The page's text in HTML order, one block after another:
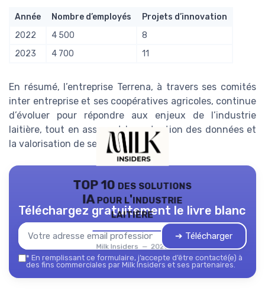
Année Nombre d’employés
Projets d’innovation
2022
4 500
8
2023
4 700 11
En résumé, l’entreprise Terrena, à travers ses comités
inter entreprise et ses coopératives agricoles, continue
d’évoluer pour répondre aux enjeux de l’industrie
laitière, tout en assurant la protection des données et
la valorisation de ses salariés.
TOP 10 des solutions
IA pour l'industrie
laitière
Milk Insiders — 2026
Téléchargez gratuitement le livre blanc
➔ Télécharger
* En remplissant ce formulaire, j’accepte d’être contacté(e) à
des fins commerciales par Milk Insiders et ses partenaires.